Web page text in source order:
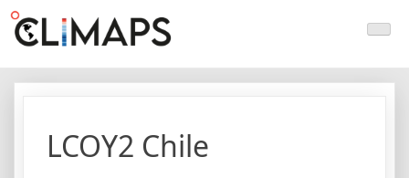
Skip
Climaps.org
Mapas de acción climática en Latinoamérica y el caribe
LCOY2 Chile